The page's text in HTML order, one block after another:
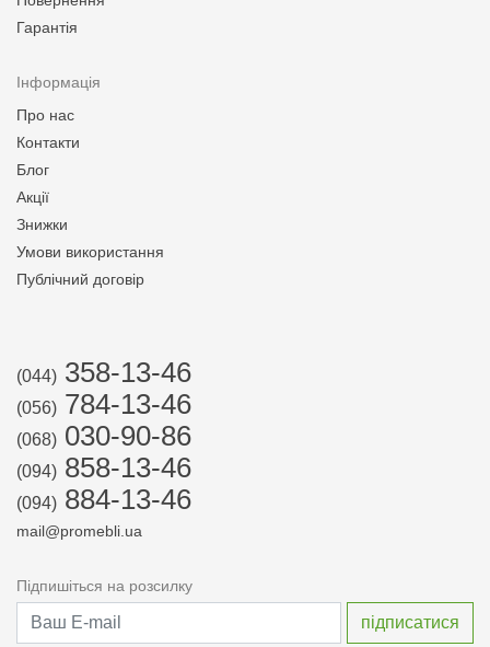
Гарантія
Інформація
Про нас
Контакти
Блог
Акції
Знижки
Умови використання
Публічний договір
(044) 358-13-46
(056) 784-13-46
(068) 030-90-86
(094) 858-13-46
(094) 884-13-46
mail@promebli.ua
Підпишіться на розсилку